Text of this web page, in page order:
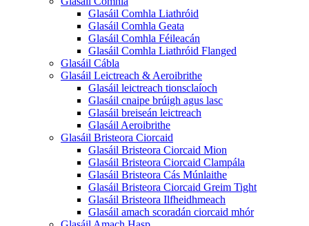
Glasáil Comhla Liathróid
Glasáil Comhla Geata
Glasáil Comhla Féileacán
Glasáil Comhla Liathróid Flanged
Glasáil Cábla
Glasáil Leictreach & Aeroibrithe
Glasáil leictreach tionsclaíoch
Glasáil cnaipe brúigh agus lasc
Glasáil breiseán leictreach
Glasáil Aeroibrithe
Glasáil Bristeora Ciorcaid
Glasáil Bristeora Ciorcaid Mion
Glasáil Bristeora Ciorcaid Clampála
Glasáil Bristeora Cás Múnlaithe
Glasáil Bristeora Ciorcaid Greim Tight
Glasáil Bristeora Ilfheidhmeach
Glasáil amach scoradán ciorcaid mhór